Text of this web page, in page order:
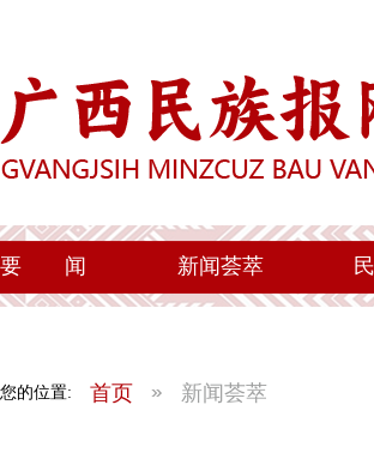
要 闻 新闻荟萃
您的位置: 首页 新闻荟萃